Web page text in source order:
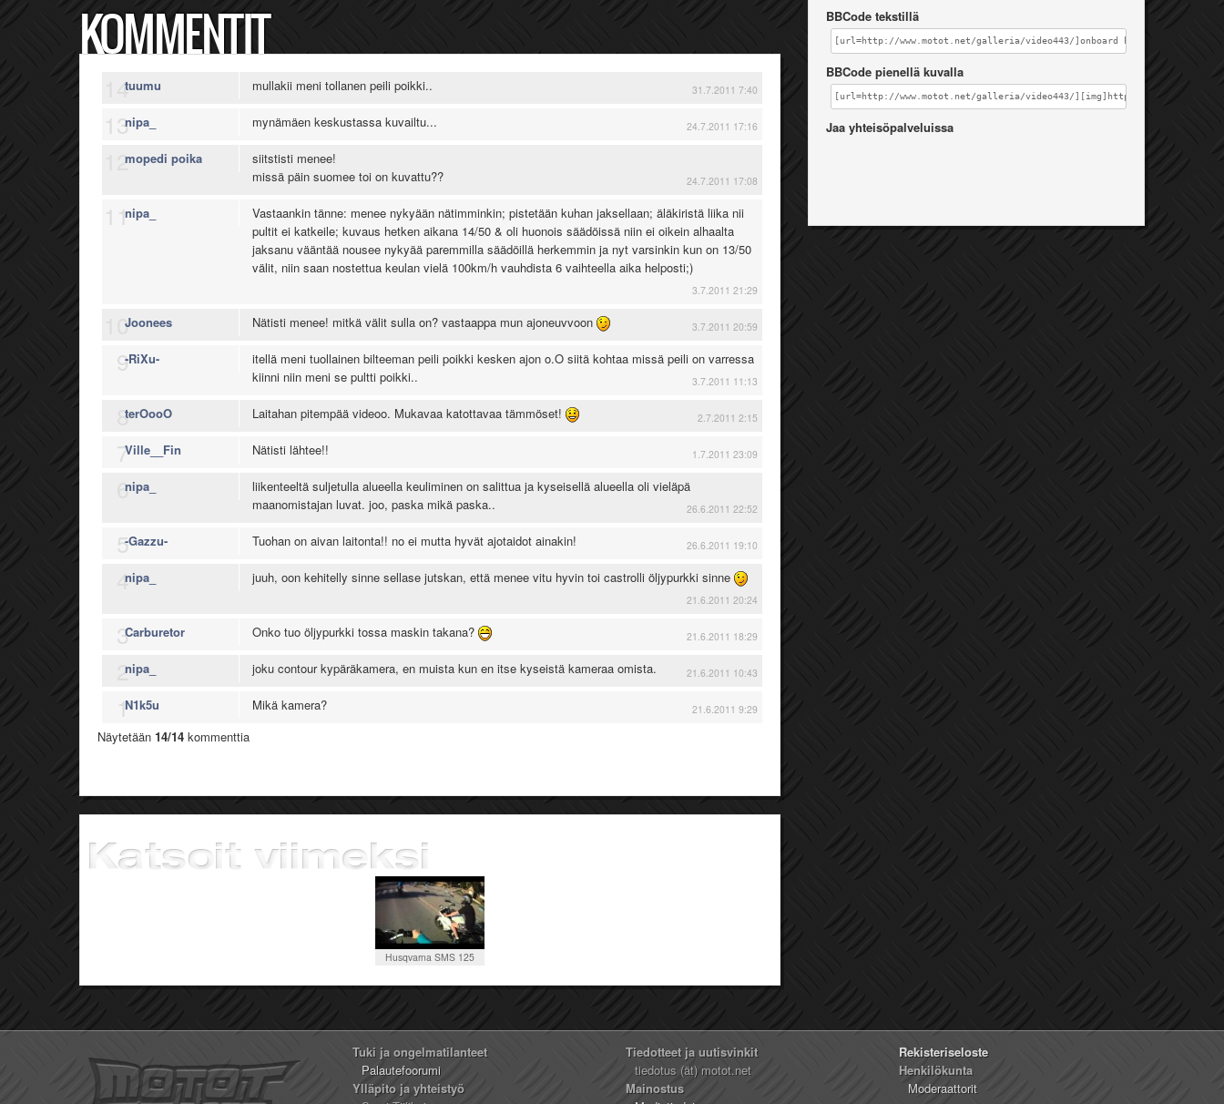
KOMMENTIT
14tuumu mullakii meni tollanen peili poikki.. 31.7.2011 7:40
13nipa_ mynämäen keskustassa kuvailtu... 24.7.2011 17:16
12mopedi poika
siitstisti menee!
missä päin suomee toi on kuvattu??
24.7.2011 17:08
11nipa_
Vastaankin tänne: menee nykyään nätimminkin; pistetään kuhan jaksellaan; äläkiristä liika nii
pultit ei katkeile; kuvaus hetken aikana 14/50 & oli huonois säädöissä niin ei oikein alhaalta
jaksanu vääntää nousee nykyää paremmilla säädöillä herkemmin ja nyt varsinkin kun on 13/50
välit, niin saan nostettua keulan vielä 100km/h vauhdista 6 vaihteella aika helposti;)
3.7.2011 21:29
10Joonees Nätisti menee! mitkä välit sulla on? vastaappa mun ajoneuvvoon 3.7.2011 20:59
9-RiXu-
itellä meni tuollainen bilteeman peili poikki kesken ajon o.O siitä kohtaa missä peili on varressa
kiinni niin meni se pultti poikki..
3.7.2011 11:13
8
terOooO Laitahan pitempää videoo. Mukavaa katottavaa tämmöset! 2.7.2011 2:15
7Ville__Fin Nätisti lähtee!! 1.7.2011 23:09
6
nipa_
liikenteeltä suljetulla alueella keuliminen on salittua ja kyseisellä alueella oli vieläpä
maanomistajan luvat. joo, paska mikä paska..
26.6.2011 22:52
5-Gazzu- Tuohan on aivan laitonta!! no ei mutta hyvät ajotaidot ainakin! 26.6.2011 19:10
4
nipa_ juuh, oon kehitelly sinne sellase jutskan, että menee vitu hyvin toi castrolli öljypurkki sinne
21.6.2011 20:24
3Carburetor Onko tuo öljypurkki tossa maskin takana? 21.6.2011 18:29
2
nipa_ joku contour kypäräkamera, en muista kun en itse kyseistä kameraa omista. 21.6.2011 10:43
1N1k5u Mikä kamera? 21.6.2011 9:29
Näytetään 14/14 kommenttia
Husqvarna SMS 125
BBCode tekstillä
[url=http://www.motot.net/galleria/video443/]onboard husqvarna
BBCode pienellä kuvalla
[url=http://www.motot.net/galleria/video443/][img]http://
Jaa yhteisöpalveluissa
Tuki ja ongelmatilanteet
Palautefoorumi
Ylläpito ja yhteistyö
Tiedotteet ja uutisvinkit
tiedotus (ät) motot.net
Mainostus
Rekisteriseloste
Henkilökunta
Moderaattorit